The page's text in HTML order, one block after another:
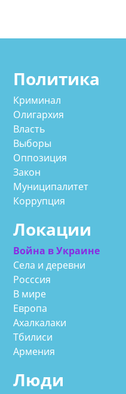
Политика
Криминал
Олигархия
Власть
Выборы
Оппозиция
Закон
Муниципалитет
Коррупция
Локации
Война в Украине
Села и деревни
Росссия
В мире
Европа
Ахалкалаки
Тбилиси
Армения
Люди